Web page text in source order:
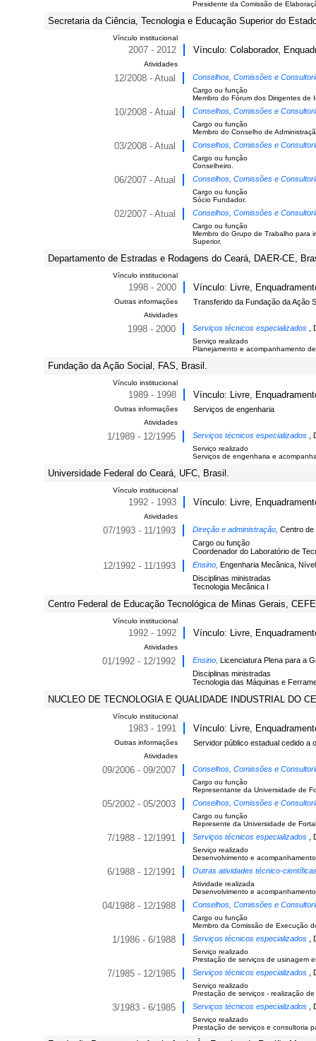
Presidente da Comissão de
Secretaria da Ciência, Tecnologia e Educação Superior do
Vínculo institucional
2007 - 2012 Vínculo: Colaborador,
Atividades
12/2008 - Atual Conselhos, Comissões e
Cargo ou função
Membro do Fórum dos Dirigentes
10/2008 - Atual Conselhos, Comissões e
Cargo ou função
Membro do Conselho de
03/2008 - Atual Conselhos, Comissões e
Cargo ou função
Conselheiro.
06/2007 - Atual Conselhos, Comissões e
Cargo ou função
Sócio Fundador.
02/2007 - Atual Conselhos, Comissões e
Cargo ou função
Membro do Grupo de Trabalho para
Superior.
Departamento de Estradas e Rodagens do Ceará, DAER-CE,
Vínculo institucional
1998 - 2000 Vínculo: Livre,
Outras informações Transferido da Fundação da Ação
Atividades
1998 - 2000 Serviços técnicos especializados
Serviço realizado
Planejamento e acompanhamento
Fundação da Ação Social, FAS, Brasil.
Vínculo institucional
1989 - 1998 Vínculo: Livre,
Outras informações Serviços de engenharia
Atividades
1/1989 - 12/1995 Serviços técnicos especializados
Serviço realizado
Serviços de engenharia e
Universidade Federal do Ceará, UFC, Brasil.
Vínculo institucional
1992 - 1993 Vínculo: Livre,
Atividades
07/1993 - 11/1993 Direção e administração, Centro de
Cargo ou função
Coordenador do Laboratório de
12/1992 - 11/1993 Ensino, Engenharia Mecânica,
Disciplinas ministradas
Tecnologia Mecânica I
Centro Federal de Educação Tecnológica de Minas Gerais,
Vínculo institucional
1992 - 1992 Vínculo: Livre,
Atividades
01/1992 - 12/1992 Ensino, Licenciatura Plena para a
Disciplinas ministradas
Tecnologia das Máquinas e
NUCLEO DE TECNOLOGIA E QUALIDADE INDUSTRIAL DO
Vínculo institucional
1983 - 1991 Vínculo: Livre,
Outras informações Servidor público estadual cedido a
Atividades
09/2006 - 09/2007 Conselhos, Comissões e
Cargo ou função
Representante da Universidade de
05/2002 - 05/2003 Conselhos, Comissões e
Cargo ou função
Represente da Universidade de
7/1988 - 12/1991 Serviços técnicos especializados
Serviço realizado
Desenvolvimento e
6/1988 - 12/1991 Outras atividades técnico-
Atividade realizada
Desenvolvimento e
04/1988 - 12/1988 Conselhos, Comissões e
Cargo ou função
Membro da Comissão de Execução
1/1986 - 6/1988 Serviços técnicos especializados
Serviço realizado
Prestação de serviços de usinagem
7/1985 - 12/1985 Serviços técnicos especializados
Serviço realizado
Prestação de serviços - realização
3/1983 - 6/1985 Serviços técnicos especializados
Serviço realizado
Prestação de serviços e consultoria